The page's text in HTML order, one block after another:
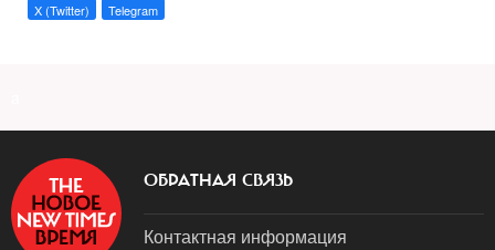
X (Twitter) Telegram
ОБРАТНАЯ СВЯЗЬ
Контактная информация